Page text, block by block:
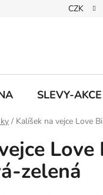
Udržitelnost
CZK
SLEVY-AKCE
/ Kalíšek na vejce Love
zelená